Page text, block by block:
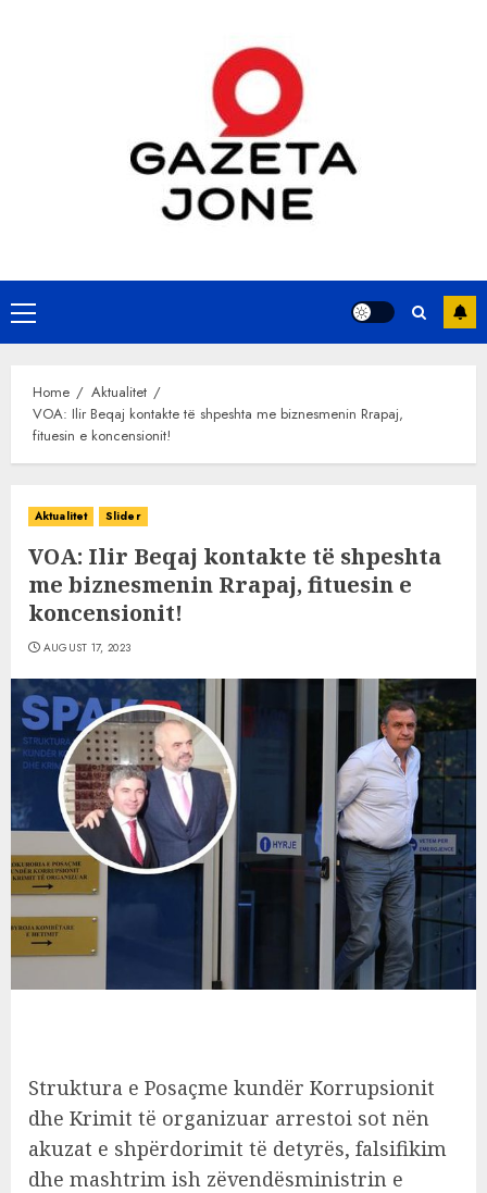
Primary
Menu
Home
Aktualitet
VOA: Ilir Beqaj kontakte të shpeshta me biznesmenin Rrapaj,
fituesin e koncensionit!
Aktualitet Slider
VOA: Ilir Beqaj kontakte të shpeshta
me biznesmenin Rrapaj, fituesin e
koncensionit!
AUGUST 17, 2023
Struktura e Posaçme kundër Korrupsionit
dhe Krimit të organizuar arrestoi sot nën
akuzat e shpërdorimit të detyrës, falsifikim
dhe mashtrim ish zëvendësministrin e